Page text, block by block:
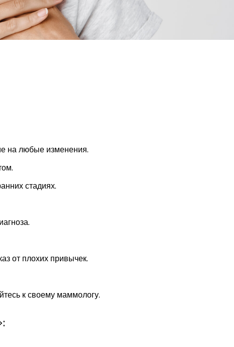
на любые изменения.
стадиях.
от плохих привычек.
к своему маммологу.